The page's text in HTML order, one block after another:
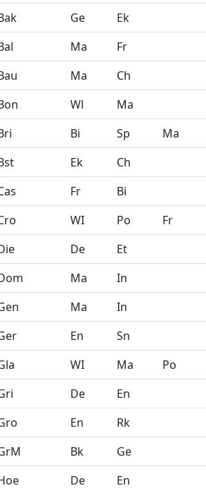
Ge Ek
Ma Fr
Ma Ch
Wl
Ma
Bi Sp Ma
Ek Ch
Fr
Bi
WI Po
Fr
De
Et
Ma In
Ma In
En Sn
WI Ma
Po
De
En
En
Rk
Bk
Ge
De
En